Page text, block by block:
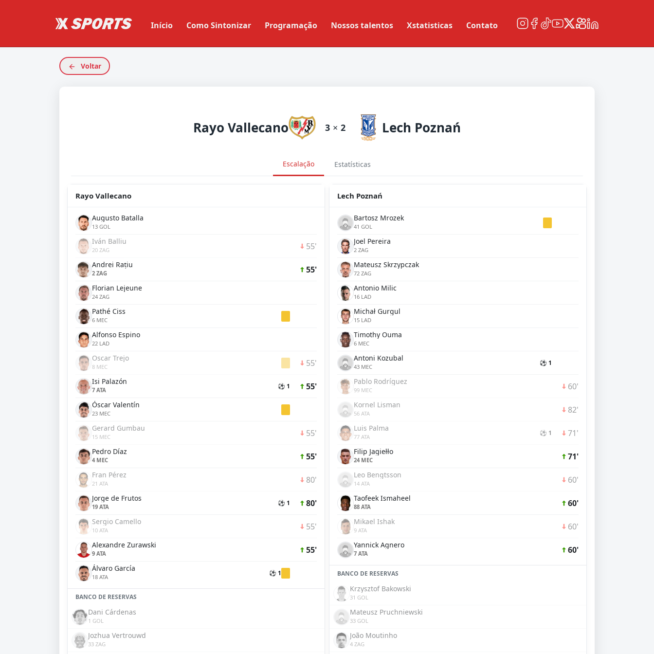
Início Como Sintonizar Programação Nossos talentos Xstatisticas Contato
Voltar
Rayo Vallecano 3 × 2 Lech Poznań
Escalação Estatísticas
Rayo Vallecano
Augusto Batalla
13 GOL
Iván Balliu
20 ZAG 55'
Andrei Rațiu
2 ZAG 55'
Florian Lejeune
24 ZAG
Pathé Ciss
6 MEC
Alfonso Espino
22 LAD
Oscar Trejo
8 MEC 55'
Isi Palazón
7 ATA ⚽ 1 55'
Óscar Valentín
23 MEC
Gerard Gumbau
15 MEC 55'
Pedro Díaz
4 MEC 55'
Fran Pérez
21 ATA 80'
Jorge de Frutos
19 ATA ⚽ 1 80'
Sergio Camello
10 ATA 55'
Alexandre Zurawski
9 ATA 55'
Álvaro García
18 ATA ⚽ 1
BANCO DE RESERVAS
Dani Cárdenas
1 GOL
Jozhua Vertrouwd
33 ZAG
Lech Poznań
Bartosz Mrozek
41 GOL
Joel Pereira
2 ZAG
Mateusz Skrzypczak
72 ZAG
Antonio Milic
16 LAD
Michał Gurgul
15 LAD
Timothy Ouma
6 MEC
Antoni Kozubal
43 MEC ⚽ 1
Pablo Rodríguez
99 MEC 60'
Kornel Lisman
56 ATA 82'
Luis Palma
77 ATA ⚽ 1 71'
Filip Jagiełło
24 MEC 71'
Leo Bengtsson
14 ATA 60'
Taofeek Ismaheel
88 ATA 60'
Mikael Ishak
9 ATA 60'
Yannick Agnero
7 ATA 60'
BANCO DE RESERVAS
Krzysztof Bakowski
31 GOL
Mateusz Pruchniewski
33 GOL
João Moutinho
4 ZAG